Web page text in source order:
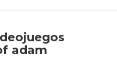
adam